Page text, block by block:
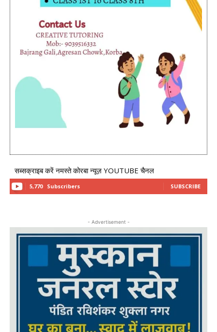
सब्सक्राइब करें नमस्ते कोरबा न्यूज़ YOUTUBE चैनल
5,770 Subscribers SUBSCRIBE
- Advertisement -